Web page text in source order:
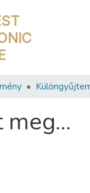
meg…